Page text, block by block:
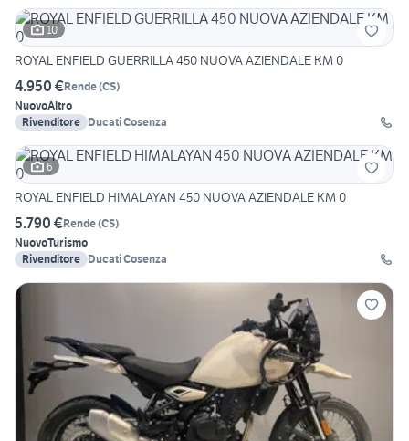
10
ROYAL ENFIELD GUERRILLA 450 NUOVA AZIENDALE KM 0
4.950 €Rende(CS)
NuovoAltro
Rivenditore Ducati Cosenza
6
ROYAL ENFIELD HIMALAYAN 450 NUOVA AZIENDALE KM 0
5.790 €Rende(CS)
NuovoTurismo
Rivenditore Ducati Cosenza